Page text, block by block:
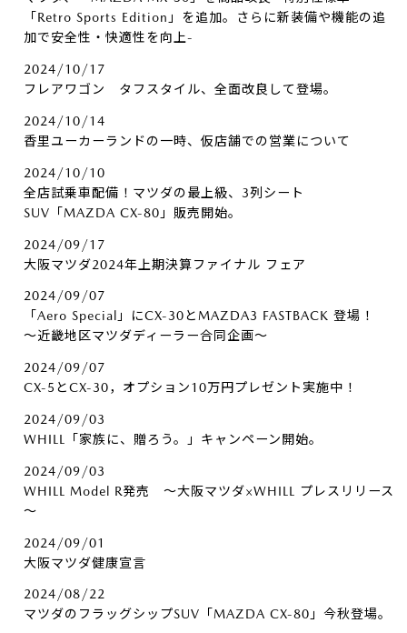
「Retro Sports Edition」を追加。さらに新装備や機能の追
加で安全性・快適性を向上-
2024/10/17
フレアワゴン タフスタイル、全面改良して登場。
2024/10/14
香里ユーカーランドの一時、仮店舗での営業について
2024/10/10
全店試乗車配備！マツダの最上級、3列シート
SUV「MAZDA CX-80」販売開始。
2024/09/17
大阪マツダ2024年上期決算ファイナル フェア
2024/09/07
「Aero Special」にCX-30とMAZDA3 FASTBACK 登場！
～近畿地区マツダディーラー合同企画～
2024/09/07
CX-5とCX-30，オプション10万円プレゼント実施中！
2024/09/03
WHILL「家族に、贈ろう。」キャンペーン開始。
2024/09/03
WHILL Model R発売 ～大阪マツダ×WHILL プレスリリース
～
2024/09/01
大阪マツダ健康宣言
2024/08/22
マツダのフラッグシップSUV「MAZDA CX-80」今秋登場。